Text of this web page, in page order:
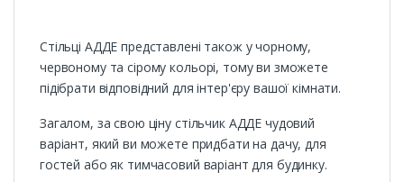
Стільці АДДЕ представлені також у чорному,
червоному та сірому кольорі, тому ви зможете
підібрати відповідний для інтер'єру вашої кімнати.
Загалом, за свою ціну стільчик АДДЕ чудовий
варіант, який ви можете придбати на дачу, для
гостей або як тимчасовий варіант для будинку.